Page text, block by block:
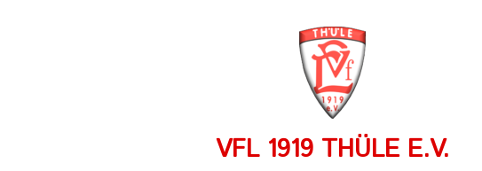
VFL 1919 THÜLE E.V.